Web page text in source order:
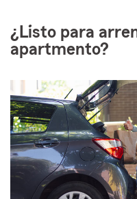
¿Listo para
apartmento?